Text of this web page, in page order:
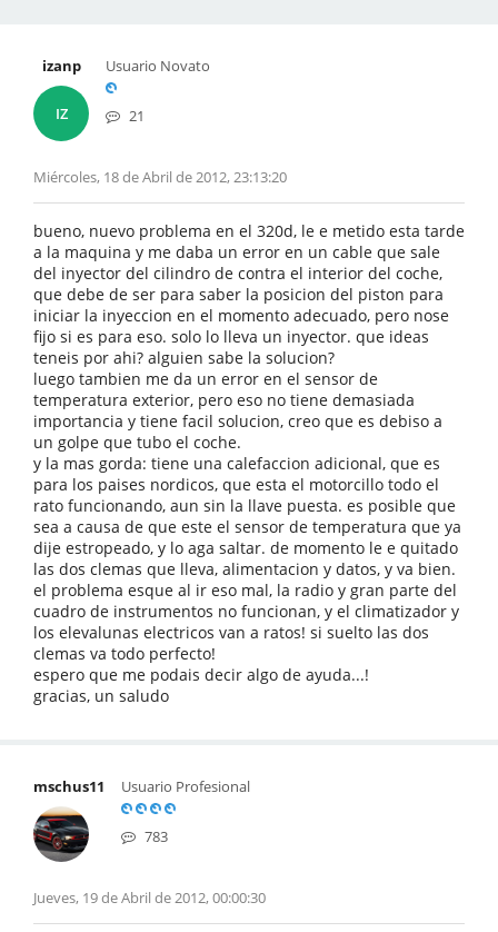
izanp
IZ
Usuario Novato
21
Miércoles, 18 de Abril de 2012, 23:13:20
bueno, nuevo problema en el 320d, le e metido esta tarde
a la maquina y me daba un error en un cable que sale
del inyector del cilindro de contra el interior del coche,
que debe de ser para saber la posicion del piston para
iniciar la inyeccion en el momento adecuado, pero nose
fijo si es para eso. solo lo lleva un inyector. que ideas
teneis por ahi? alguien sabe la solucion?
luego tambien me da un error en el sensor de
temperatura exterior, pero eso no tiene demasiada
importancia y tiene facil solucion, creo que es debiso a
un golpe que tubo el coche.
y la mas gorda: tiene una calefaccion adicional, que es
para los paises nordicos, que esta el motorcillo todo el
rato funcionando, aun sin la llave puesta. es posible que
sea a causa de que este el sensor de temperatura que ya
dije estropeado, y lo aga saltar. de momento le e quitado
las dos clemas que lleva, alimentacion y datos, y va bien.
el problema esque al ir eso mal, la radio y gran parte del
cuadro de instrumentos no funcionan, y el climatizador y
los elevalunas electricos van a ratos! si suelto las dos
clemas va todo perfecto!
espero que me podais decir algo de ayuda...!
gracias, un saludo
mschus11 Usuario Profesional
783
Jueves, 19 de Abril de 2012, 00:00:30